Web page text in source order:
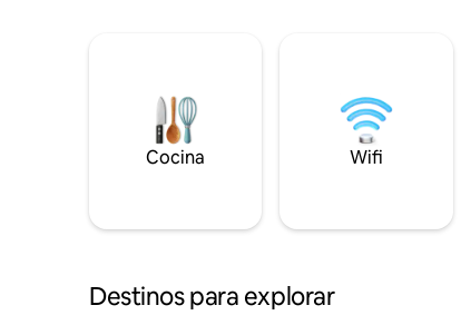
Cocina Wifi
Destinos para explorar